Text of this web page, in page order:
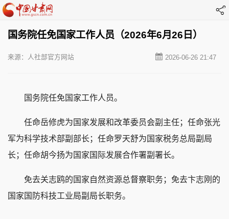
国务院任免国家工作人员（2026年6月26日）
2026-06-26 21:47
来源：人社部官方网站
国务院任免国家工作人员。
任命岳修虎为国家发展和改革委员会副主任；任命张光
军为科学技术部副部长；任命罗天舒为国家税务总局副局
长；任命胡今扬为国家国际发展合作署副署长。
免去关志鸥的国家自然资源总督察职务；免去卞志刚的
国家国防科技工业局副局长职务。